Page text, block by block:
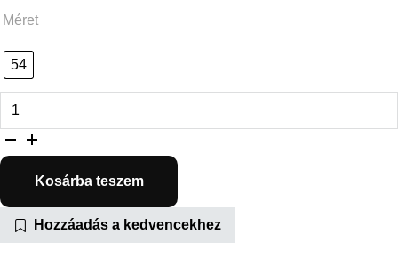
Méret
54
Kosárba teszem
Hozzáadás a kedvencekhez